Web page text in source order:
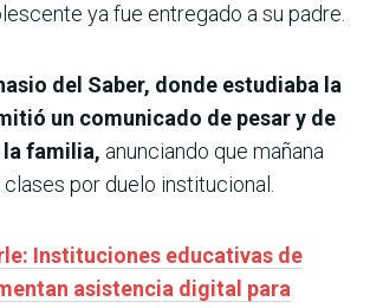
ya fue entregado a su padre.
del Saber, donde estudiaba la
un comunicado de pesar y de
familia, anunciando que mañana
por duelo institucional.
Instituciones educativas de
asistencia digital para